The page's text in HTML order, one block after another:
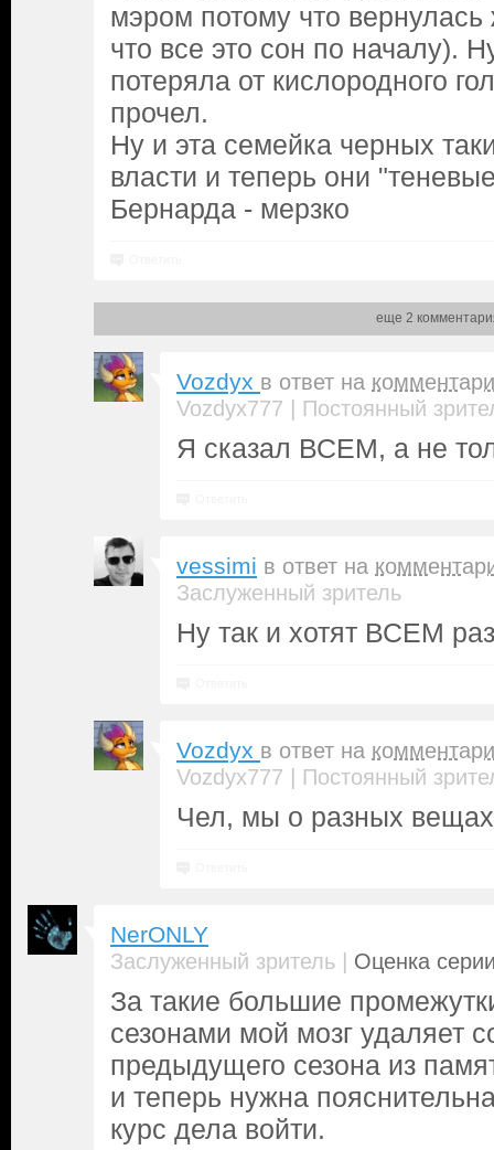
мэром потому что
что все это сон по началу).
потеряла от кислородного
прочел.
Ну и эта семейка черных
власти и теперь они
Бернарда - мерзко
еще 2
Vozdyx в ответ на
Vozdyx777 | Постоянный
Я сказал ВСЕМ, а не
vessimi в ответ на
Заслуженный зритель
Ну так и хотят ВСЕМ
Vozdyx в ответ на
Vozdyx777 | Постоянный
Чел, мы о разных
NerONLY
Заслуженный зритель | Оценка
За такие большие
сезонами мой мозг удаляет
предыдущего сезона из
и теперь нужна
курс дела войти.